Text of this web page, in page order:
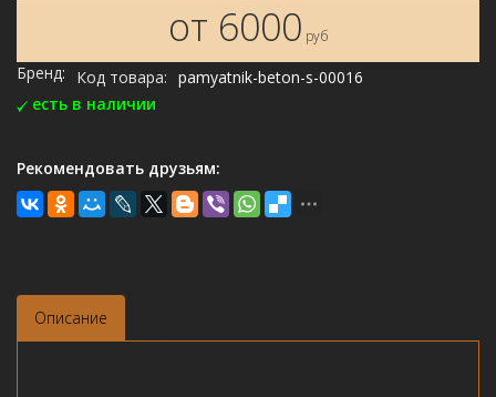
от 6000 руб
Бренд: Код товара: pamyatnik-beton-s-00016
есть в наличии
Рекомендовать друзьям:
Описание